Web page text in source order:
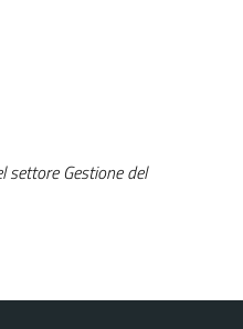
settore Gestione del